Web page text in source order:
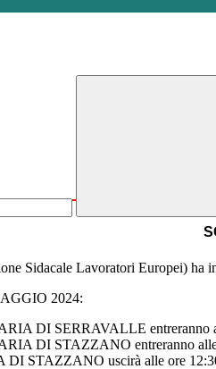
Sidacale Lavoratori Europei)
2024:
DI SERRAVALLE entreranno
DI STAZZANO entreranno
STAZZANO uscirà alle ore